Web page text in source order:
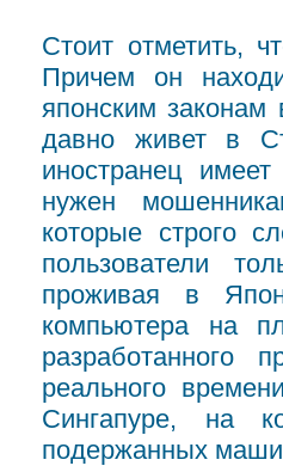
Стоит отметить,
Причем он
японским законам
давно живет в
иностранец
нужен
которые строго
пользователи
проживая в
компьютера на
разработанного
реального
Сингапуре, на
подержанных